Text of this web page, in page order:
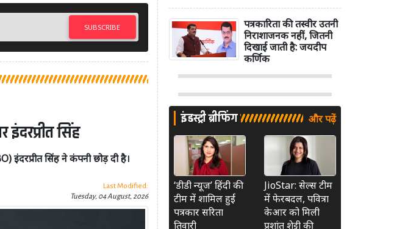
SUBSCRIBE
सिंह
सिंह ने कंपनी छोड़ दी है।
Last Modified:
Tuesday, 04 August, 2026
पत्रकारिता की तस्वीर उतनी
निराशाजनक नहीं, जितनी
दिखाई जाती है: जयदीप
कर्णिक
इंडस्ट्री ब्रीफिंग और पढ़ें
‘डीडी न्यूज’ हिंदी की
टीम में शामिल हुईं
पत्रकार सरिता
तिवारी
JioStar: सेल्स टीम
में फेरबदल, पवित्रा
केआर को मिली
प्रशांत शेट्टी की